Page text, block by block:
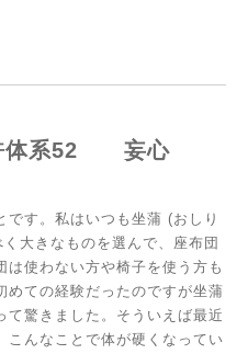
体系52 妄心
です。私はいつも坐蒲 (おしり
く大きなものを選んで、座布団
は使わない方や椅子を使う方も
めての経験だったのですが坐蒲
て驚きました。そういえば最近
こんなことで体が硬くなってい